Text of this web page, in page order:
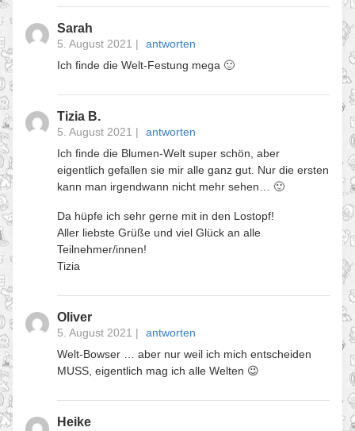
Sarah
5. August 2021 |
antworten
Ich finde die Welt-Festung mega 🙂
Tizia B.
5. August 2021 |
antworten
Ich finde die Blumen-Welt super schön, aber
eigentlich gefallen sie mir alle ganz gut. Nur die ersten
kann man irgendwann nicht mehr sehen… 🙂
Da hüpfe ich sehr gerne mit in den Lostopf!
Aller liebste Grüße und viel Glück an alle
Teilnehmer/innen!
Tizia
Oliver
5. August 2021 |
antworten
Welt-Bowser … aber nur weil ich mich entscheiden
MUSS, eigentlich mag ich alle Welten 😉
Heike